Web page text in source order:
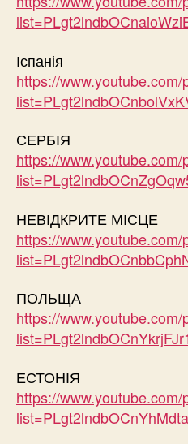
Іспанія
https://www.youtube.com/
СЕРБІЯ
https://www.youtube.com/
НЕВІДКРИТЕ МІСЦЕ
https://www.youtube.com/
ПОЛЬЩА
https://www.youtube.com/
ЕСТОНІЯ
https://www.youtube.com/